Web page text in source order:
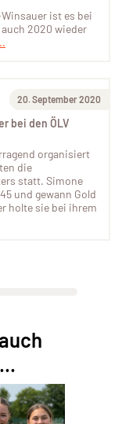
20. September 2020
bei den ÖLV
organisiert
die
statt. Simone
und gewann Gold
holte sie bei ihrem
ist es bei
2020 wieder